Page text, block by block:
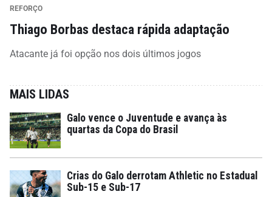
REFORÇO
Thiago Borbas destaca rápida adaptação
Atacante já foi opção nos dois últimos jogos
MAIS LIDAS
Galo vence o Juventude e avança às
quartas da Copa do Brasil
Crias do Galo derrotam Athletic no Estadual
Sub-15 e Sub-17